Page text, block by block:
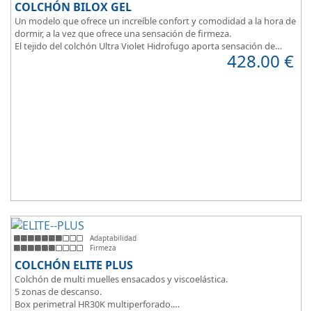
COLCHÓN BILOX GEL
Un modelo que ofrece un increíble confort y comodidad a la hora de
dormir, a la vez que ofrece una sensación de firmeza.
El tejido del colchón Ultra Violet Hidrofugo aporta sensación de
Sus capas de ViscoEnergy facilitan la relajación muscular y evita los
428.00 €
Adaptabilidad
Firmeza
COLCHÓN ELITE PLUS
Colchón de multi muelles ensacados y viscoelástica.
5 zonas de descanso.
Box perimetral HR30K multiperforado.